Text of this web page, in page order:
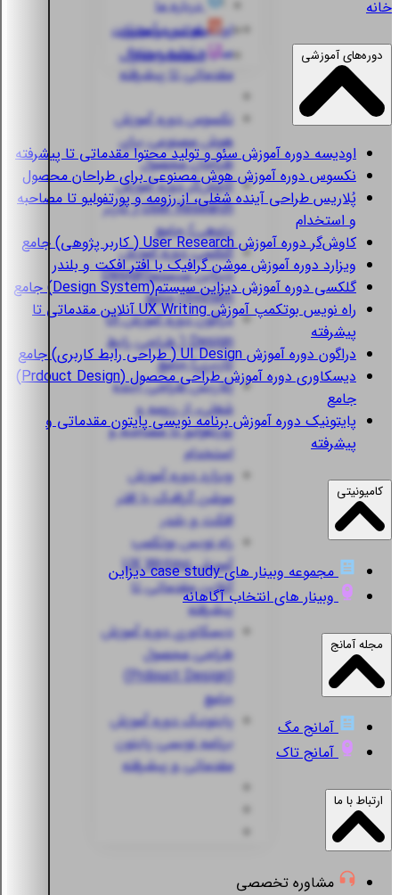
اودیسهدوره آموزش
سئو و تولید محتوا
مقدماتی تا پیشرفته
نکسوسدوره آموزش
هوش مصنوعی برای
طراحان محصول
کاوش‌گردوره آموزش
User Research ( کاربر
پژوهی) جامع
گلکسیدوره آموزش
دیزاین سیستم(Design
System) جامع
دراگون
دوره آموزش UI
Design ( طراحی رابط
کاربری) جامع
پُلاریسطراحی آینده
شغلی، از رزومه و
پورتفولیو تا مصاحبه و
استخدام
ویزارددوره آموزش
موشن گرافیک با افتر
افکت و بلندر
راه نویسبوتکمپ
آموزش UX Writing
آنلاین مقدماتی تا
پیشرفته
دیسکاوریدوره آموزش
طراحی محصول
جامع
پایتونیکدوره آموزش
برنامه نویسی پایتون
مقدماتی و پیشرفته
درباره ما
قوانین و مقررات
استعلام مدارک
خانه
دوره‌های آموزشی
اودیسهدوره آموزش سئو و تولید محتوا مقدماتی تا پیشرفته
نکسوسدوره آموزش هوش مصنوعی برای طراحان محصول
پُلاریسطراحی آینده شغلی، از رزومه و پورتفولیو تا مصاحبه
و استخدام
کاوش‌گردوره آموزش User Research ( کاربر پژوهی) جامع
ویزارددوره آموزش موشن گرافیک با افتر افکت و بلندر
گلکسیدوره آموزش دیزاین سیستم(Design System) جامع
راه نویس
بوتکمپ آموزش UX Writing آنلاین مقدماتی تا
پیشرفته
دراگوندوره آموزش UI Design ( طراحی رابط کاربری) جامع
دیسکاوری
دوره آموزش طراحی محصول (Prdouct Design)
جامع
پایتونیکدوره آموزش برنامه نویسی پایتون مقدماتی و
پیشرفته
کامیونیتی
مجموعه وبینار های case study دیزاین
وبینار های انتخاب آگاهانه
مجله آمانج
آمانج مگ
آمانج تاک
ارتباط با ما
مشاوره تخصصی